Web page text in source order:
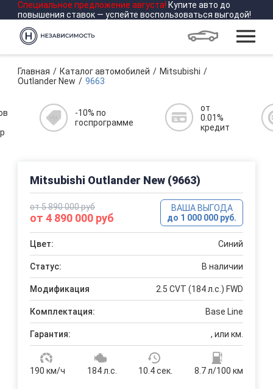
Специальное предложение августа! Купите авто до
повышения ставок — успейте воспользоваться выгодой!
Главная Каталог автомобилей
Mitsubishi
Outlander New
9663
-10% по
госпрограмме
от
0.01%
кредит
Mitsubishi Outlander New (9663)
от 5 890 000 руб
от 4 890 000 руб
ВАША ВЫГОДА
до 1 000 000 руб.
Цвет: Синий
Статус: В наличии
Модификация 2.5 CVT (184 л.с.) FWD
Комплектация: Base Line
Гарантия: , или км.
190 км/ч 184 л.с. 10.4 сек. 8.7 л/100 км